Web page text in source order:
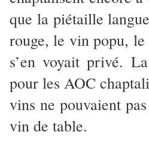
que la piétaille
rouge, le vin popu,
s’en voyait privé.
pour les AOC
vins ne pouvaient
vin de table.